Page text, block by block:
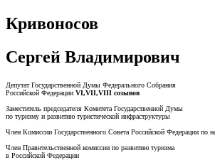
Кривоносов
Сергей Владимирович
Депутат Государственной Думы Федерального Собрания
Российской Федерации VI,VII,VIII созывов
Заместитель председателя Комитета Государственной Думы
по туризму и развитию туристической инфраструктуры
Член Комиссии Государственного Совета Российской Федерации по
Член Правительственной комиссии по развитию туризма
в Российской Федерации